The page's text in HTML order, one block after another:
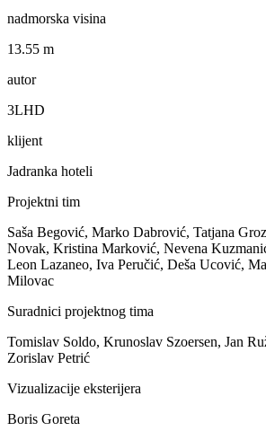
nadmorska visina
13.55 m
autor
3LHD
klijent
Jadranka hoteli
Projektni tim
Saša Begović, Marko Dabrović, Tatjana
Novak, Kristina Marković, Nevena
Leon Lazaneo, Iva Peručić, Deša Ucović,
Milovac
Suradnici projektnog tima
Tomislav Soldo, Krunoslav Szoersen, Jan
Zorislav Petrić
Vizualizacije eksterijera
Boris Goreta